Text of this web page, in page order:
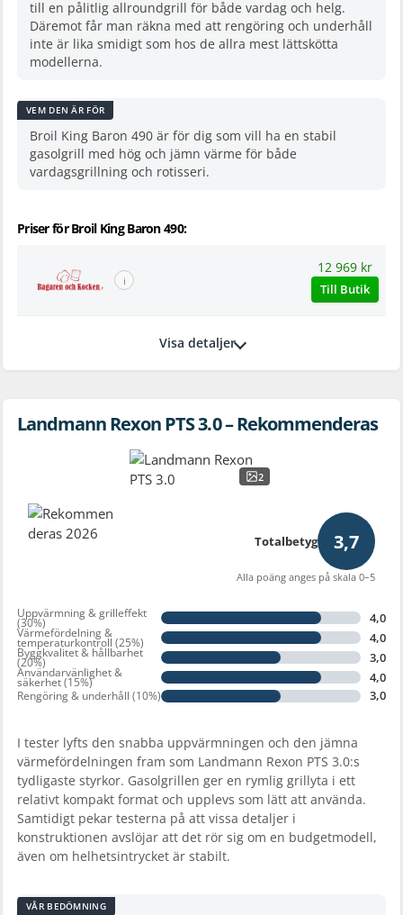
till en pålitlig allroundgrill för både vardag och helg.
Däremot får man räkna med att rengöring och underhåll
inte är lika smidigt som hos de allra mest lättskötta
modellerna.
VEM DEN ÄR FÖR
Broil King Baron 490 är för dig som vill ha en stabil
gasolgrill med hög och jämn värme för både
vardagsgrillning och rotisseri.
Priser för Broil King Baron 490:
ℹ
12 969 kr
Till Butik
Visa detaljer
Landmann Rexon PTS 3.0 – Rekommenderas
2
Uppvärmning & grilleffekt
(30%) 4,0
Värmefördelning &
temperaturkontroll (25%) 4,0
Byggkvalitet & hållbarhet
(20%) 3,0
Användarvänlighet &
säkerhet (15%) 4,0
Rengöring & underhåll (10%) 3,0
Totalbetyg 3,7
Alla poäng anges på skala 0–5
I tester lyfts den snabba uppvärmningen och den jämna
värmefördelningen fram som Landmann Rexon PTS 3.0:s
tydligaste styrkor. Gasolgrillen ger en rymlig grillyta i ett
relativt kompakt format och upplevs som lätt att använda.
Samtidigt pekar testerna på att vissa detaljer i
konstruktionen avslöjar att det rör sig om en budgetmodell,
även om helhetsintrycket är stabilt.
VÅR BEDÖMNING